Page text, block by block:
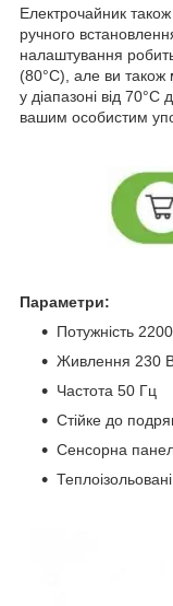
Електрочайник
ручного
налаштування
(80°C), але ви також
у діапазоні від
вашим особистим
Параметри:
Потужність
Живлення 230
Частота 50 Гц
Стійке до
Сенсорна